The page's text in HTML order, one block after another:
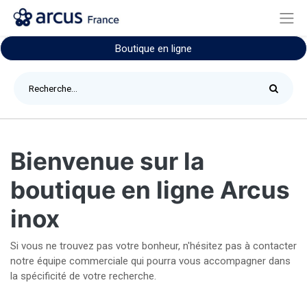
Boutique en ligne
Bienvenue sur la
boutique en ligne Arcus
inox
Si vous ne trouvez pas votre bonheur, n'hésitez pas à contacter
notre équipe commerciale qui pourra vous accompagner dans
la spécificité de votre recherche.